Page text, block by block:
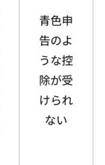
青色申
告のよ
うな控
除が受
けられ
ない